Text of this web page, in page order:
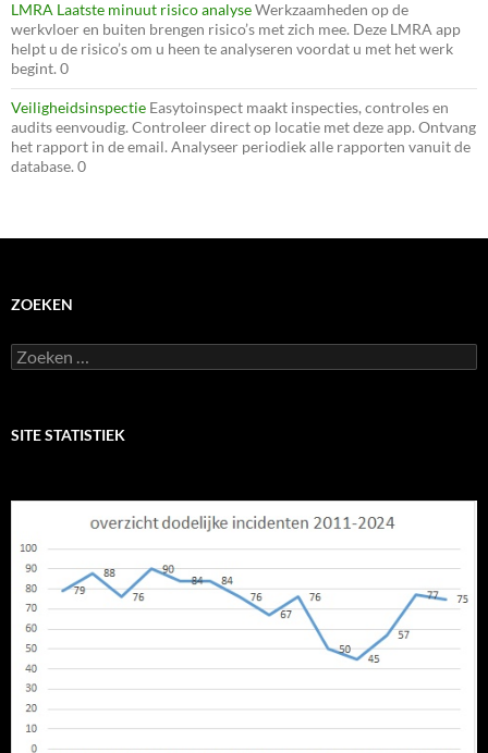
LMRA Laatste minuut risico analyseWerkzaamheden op de
werkvloer en buiten brengen risico’s met zich mee. Deze LMRA app
helpt u de risico’s om u heen te analyseren voordat u met het werk
begint. 0
Veiligheidsinspectie Easytoinspect maakt inspecties, controles en
audits eenvoudig. Controleer direct op locatie met deze app. Ontvang
het rapport in de email. Analyseer periodiek alle rapporten vanuit de
database. 0
ZOEKEN
Zoeken
naar:
SITE STATISTIEK